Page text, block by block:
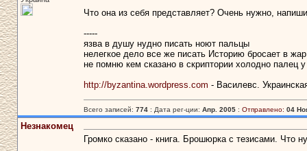
Что она из себя представляет? Очень нужно,
-----
язва в душу нудно писать ноют пальцы
нелегкое дело все же писать Историю бросает в
не помню кем сказано в скриптории холодно палец
http://byzantina.wordpress.com - Василевс.
Всего записей: 774: Дата рег-ции: Апр. 2005: Отправлено: 04
Незнакомец
Громко сказано - книга. Брошюрка с тезисами. Что